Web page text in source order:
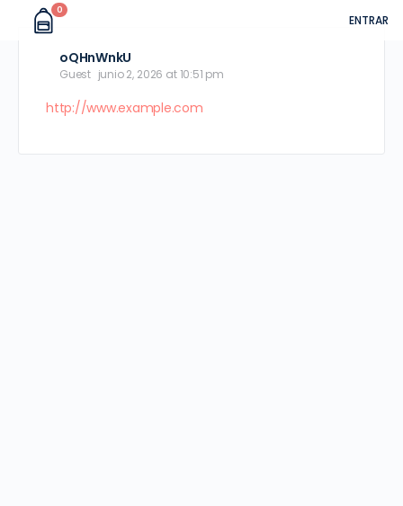
0
ENTRAR
oQHnWnkU
Guest junio 2, 2026 at 10:51 pm
http://www.example.com